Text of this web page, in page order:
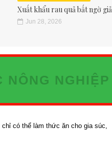
Xuất khẩu rau quả bất ngờ
Jun 28, 2026
NÔNG NGHIỆP
có thể làm thức ăn cho gia súc,